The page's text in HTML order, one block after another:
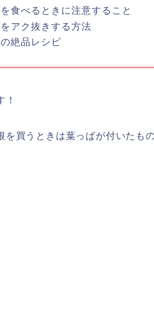
食べるときに注意すること
アク抜きする方法
絶品レシピ
！
を買うときは葉っぱが付いたも